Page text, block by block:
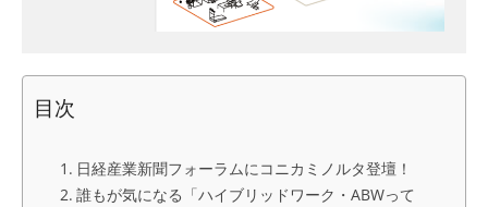
目次
日経産業新聞フォーラムにコニカミノルタ登壇！
誰もが気になる「ハイブリッドワーク・ABWって